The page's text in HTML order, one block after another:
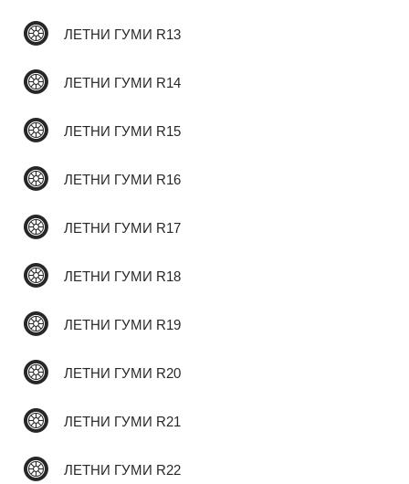
ЛЕТНИ ГУМИ R13
ЛЕТНИ ГУМИ R14
ЛЕТНИ ГУМИ R15
ЛЕТНИ ГУМИ R16
ЛЕТНИ ГУМИ R17
ЛЕТНИ ГУМИ R18
ЛЕТНИ ГУМИ R19
ЛЕТНИ ГУМИ R20
ЛЕТНИ ГУМИ R21
ЛЕТНИ ГУМИ R22